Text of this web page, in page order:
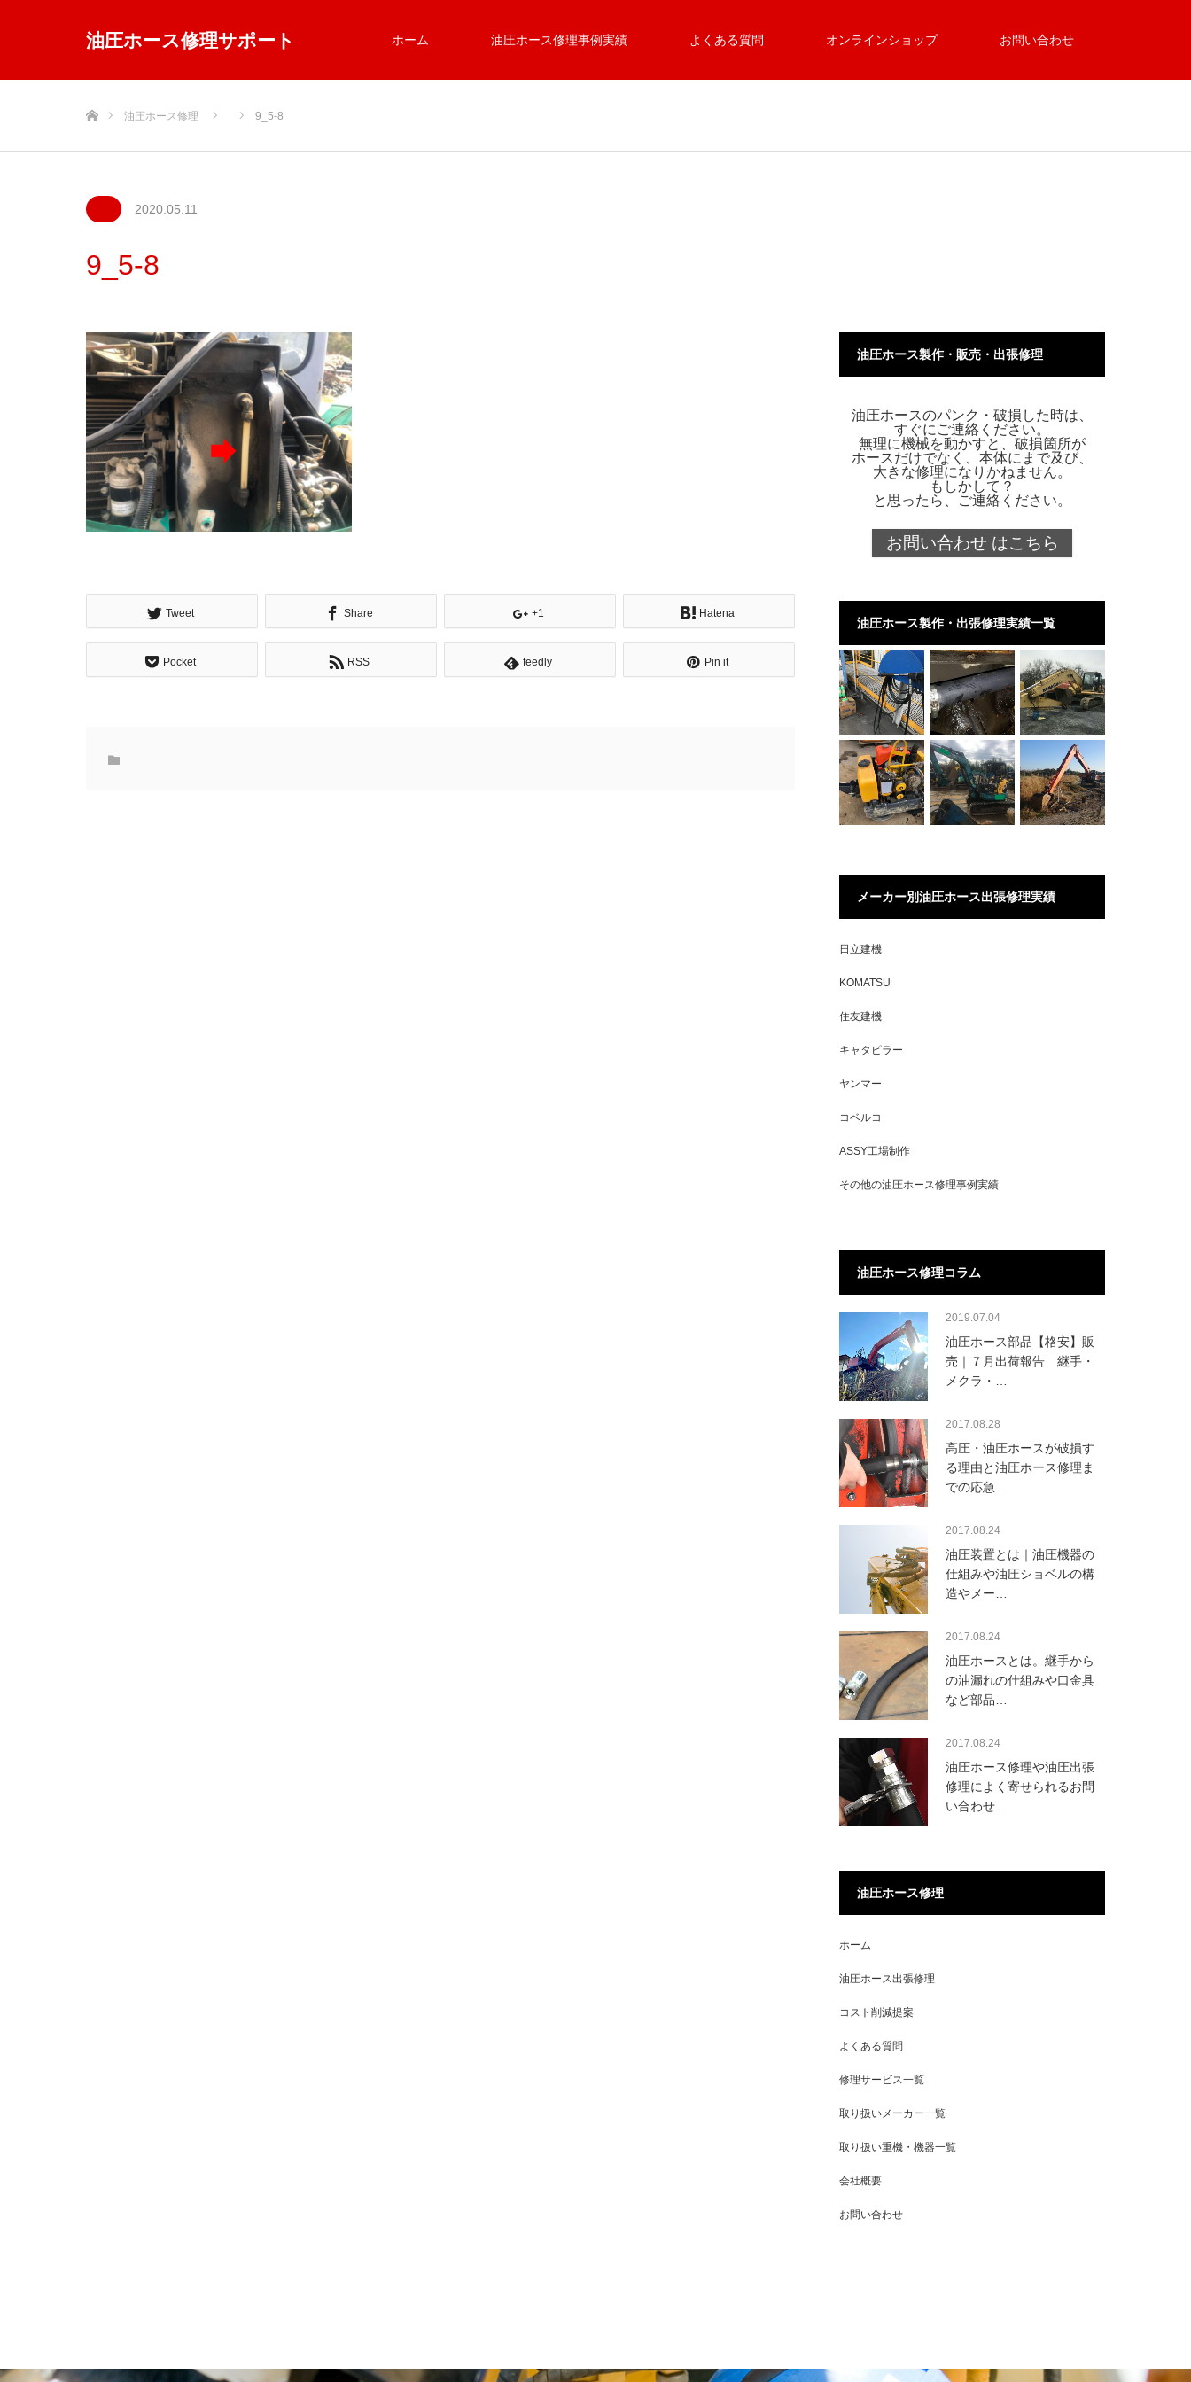
油圧ホース修理サポート ホーム 油圧ホース修理事例実績 よくある質問 オンラインショップ お問い合わせ
油圧ホース修理 9_5-8
2020.05.11
9_5-8
Tweet Share +1 Hatena
Pocket RSS feedly Pin it
油圧ホース製作・販売・出張修理
油圧ホースのパンク・破損した時は、
すぐにご連絡ください。
無理に機械を動かすと、破損箇所が
ホースだけでなく、本体にまで及び、
大きな修理になりかねません。
もしかして？
と思ったら、ご連絡ください。
お問い合わせ はこちら
油圧ホース製作・出張修理実績一覧
メーカー別油圧ホース出張修理実績
日立建機
KOMATSU
住友建機
キャタピラー
ヤンマー
コベルコ
ASSY工場制作
その他の油圧ホース修理事例実績
油圧ホース修理コラム
2019.07.04
油圧ホース部品【格安】販
売｜７月出荷報告 継手・
メクラ・…
2017.08.28
高圧・油圧ホースが破損す
る理由と油圧ホース修理ま
での応急…
2017.08.24
油圧装置とは｜油圧機器の
仕組みや油圧ショベルの構
造やメー…
2017.08.24
油圧ホースとは。継手から
の油漏れの仕組みや口金具
など部品…
2017.08.24
油圧ホース修理や油圧出張
修理によく寄せられるお問
い合わせ…
油圧ホース修理
ホーム
油圧ホース出張修理
コスト削減提案
よくある質問
修理サービス一覧
取り扱いメーカー一覧
取り扱い重機・機器一覧
会社概要
お問い合わせ